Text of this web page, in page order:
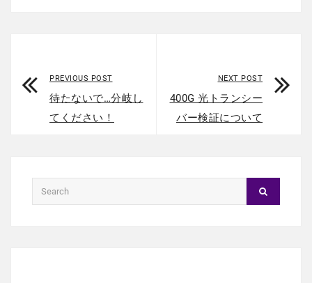
PREVIOUS POST
待たないで…分岐し
てください！
NEXT POST
400G 光トランシー
バー検証について